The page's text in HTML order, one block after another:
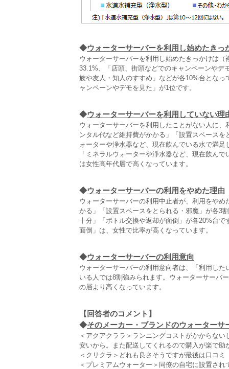
◆ウォーターサーバーを利用し始めたきっ
ウォーターサーバーを利用し始めたきっかけは
33.1%、「店頭、街頭などでのキャンペーンや
族や友人・知人のすすめ」などが各10%台とな
ャンペーンやデモを見た」が1位です。
◆ウォーターサーバーを利用していない理
ウォーターサーバーを利用したことがない人に
ンタル代など維持費がかかる」「設置スペース
ォーターや浄水器など、現在飲んでいる水で満
「ミネラルウォーターや浄水器など、現在飲ん
は女性高年代層で高くなっています。
◆ウォーターサーバーの利用をやめた理由
ウォーターサーバーの利用中止者が、利用をや
かる」「設置スペースをとられる・邪魔」が各3
十分」「ボトル交換や返却が面倒」が各20%台
面倒」は、女性で比率が高くなっています。
◆ウォーターサーバーの利用意向
ウォーターサーバーの利用意向者は、「利用し
いる人では8割強みられます。ウォーターサーバ
の層より高くなっています。
【回答者のコメント】
◆そのメーカー・ブランドのウォーターサ
＜アクアクララ＞ランニングコストがかからな
安いから。また配送してくれるので購入が楽で助
＜クリクラ＞どれも良さそうですが最後は口コ
＜プレミアムウォーター＞同僚の自宅に設置さ